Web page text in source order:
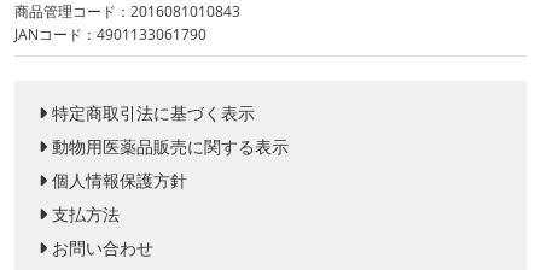
商品管理コード：2016081010843
JANコード：4901133061790
特定商取引法に基づく表示
動物用医薬品販売に関する表示
個人情報保護方針
支払方法
お問い合わせ